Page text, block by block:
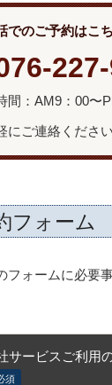
でのご予約はこ
間：AM9：00〜
にご連絡ください
フォーム
フォームに必要
サービスご利用
須